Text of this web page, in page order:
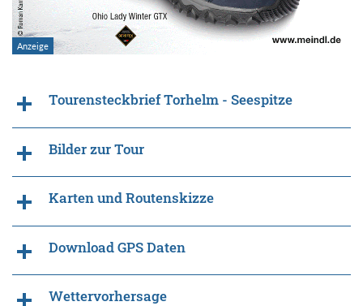
Tourensteckbrief Torhelm - Seespitze
Bilder zur Tour
Karten und Routenskizze
Download GPS Daten
Wettervorhersage